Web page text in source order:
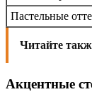
Пастельные
Читайте
Акцентные